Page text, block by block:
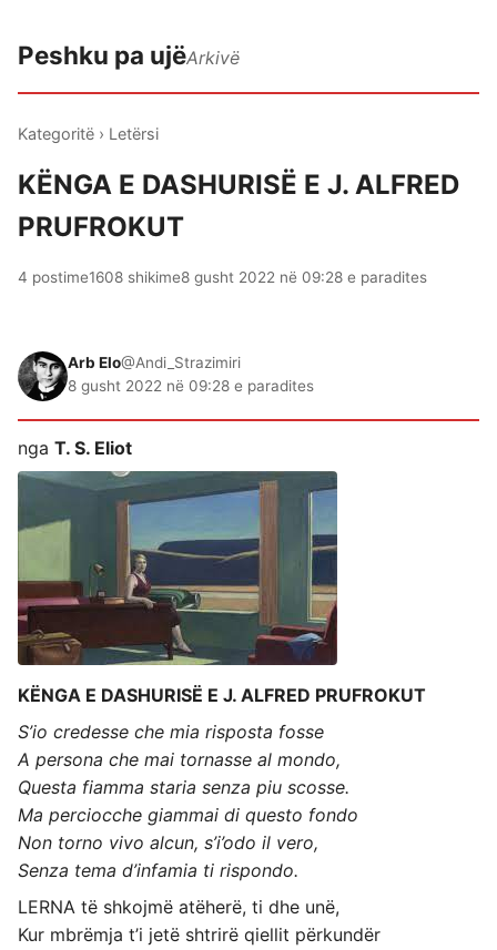
Peshku pa ujëArkivë
Kategoritë › Letërsi
KËNGA E DASHURISË E J. ALFRED
PRUFROKUT
4 postime1608 shikime8 gusht 2022 në 09:28 e paradites
Arb Elo@Andi_Strazimiri
8 gusht 2022 në 09:28 e paradites
nga T. S. Eliot
KËNGA E DASHURISË E J. ALFRED PRUFROKUT
S’io credesse che mia risposta fosse
A persona che mai tornasse al mondo,
Questa fiamma staria senza piu scosse.
Ma perciocche giammai di questo fondo
Non torno vivo alcun, s’i’odo il vero,
Senza tema d’infamia ti rispondo.
LERNA të shkojmë atëherë, ti dhe unë,
Kur mbrëmja t’i jetë shtrirë qiellit përkundër